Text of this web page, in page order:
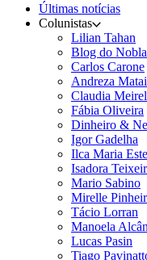
Últimas notícias
Colunistas
Lilian Tahan
Blog do
Carlos Carone
Andreza
Claudia
Fábia Oliveira
Dinheiro &
Igor Gadelha
Ilca Maria
Isadora
Mario Sabino
Mirelle
Tácio Lorran
Manoela
Lucas Pasin
Tiago